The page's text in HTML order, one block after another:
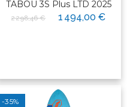
TABOU 3S Plus LTD 2025
2 298,46 € 1 494,00 €
-35%